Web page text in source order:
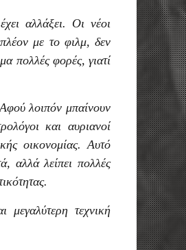
αλλάξει. Οι νέοι
με το φιλμ, δεν
πολλές φορές, γιατί
λοιπόν μπαίνουν
και αυριανοί
οικονομίας. Αυτό
αλλά λείπει πολλές
μεγαλύτερη τεχνική